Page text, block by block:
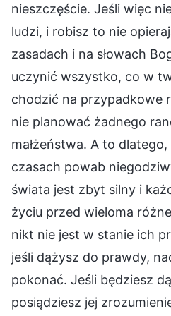
nieszczęście. Jeśli więc
ludzi, i robisz to nie
zasadach i na słowach
uczynić wszystko, co w
chodzić na przypadkowe
nie planować żadnego
małżeństwa. A to
czasach powab
świata jest zbyt silny i
życiu przed wieloma
nikt nie jest w stanie ich
jeśli dążysz do prawdy,
pokonać. Jeśli będziesz
posiądziesz jej